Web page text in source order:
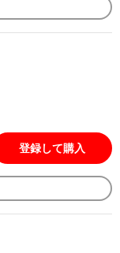
登録して購入